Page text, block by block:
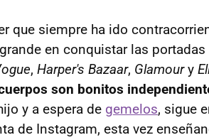
que siempre ha ido
en conquistar las portadas
, Harper's Bazaar, Glamoury
son bonitos
y a espera de gemelos, sigue
de Instagram, esta vez